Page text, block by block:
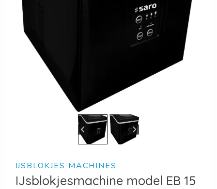
IJSBLOKJES MACHINES
IJsblokjesmachine model EB 15